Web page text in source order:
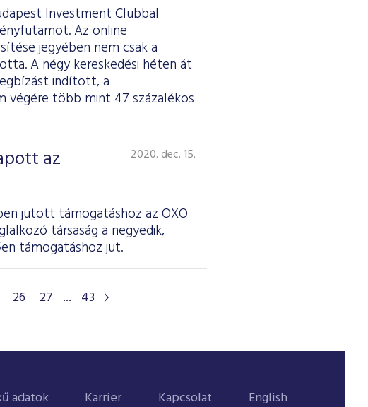
Investment Clubbal
Az online
jegyében nem csak a
A négy kereskedési héten át
indított, a
végére több mint 47 százalékos
az
2020. dec. 15.
jutott támogatáshoz az OXO
társaság a negyedik,
támogatáshoz jut.
26 27 ... 43
adatok Karrier Kapcsolat English